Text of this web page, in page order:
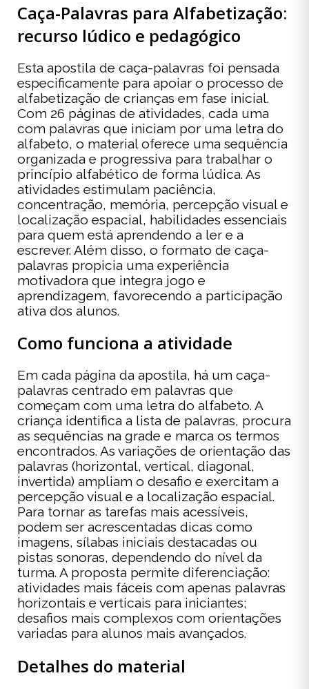
Caça-Palavras para Alfabetização:
recurso lúdico e pedagógico
Esta apostila de caça-palavras foi pensada
especificamente para apoiar o processo de
alfabetização de crianças em fase inicial.
Com 26 páginas de atividades, cada uma
com palavras que iniciam por uma letra do
alfabeto, o material oferece uma sequência
organizada e progressiva para trabalhar o
princípio alfabético de forma lúdica. As
atividades estimulam paciência,
concentração, memória, percepção visual e
localização espacial, habilidades essenciais
para quem está aprendendo a ler e a
escrever. Além disso, o formato de caça-
palavras propicia uma experiência
motivadora que integra jogo e
aprendizagem, favorecendo a participação
ativa dos alunos.
Como funciona a atividade
Em cada página da apostila, há um caça-
palavras centrado em palavras que
começam com uma letra do alfabeto. A
criança identifica a lista de palavras, procura
as sequências na grade e marca os termos
encontrados. As variações de orientação das
palavras (horizontal, vertical, diagonal,
invertida) ampliam o desafio e exercitam a
percepção visual e a localização espacial.
Para tornar as tarefas mais acessíveis,
podem ser acrescentadas dicas como
imagens, sílabas iniciais destacadas ou
pistas sonoras, dependendo do nível da
turma. A proposta permite diferenciação:
atividades mais fáceis com apenas palavras
horizontais e verticais para iniciantes;
desafios mais complexos com orientações
variadas para alunos mais avançados.
Detalhes do material